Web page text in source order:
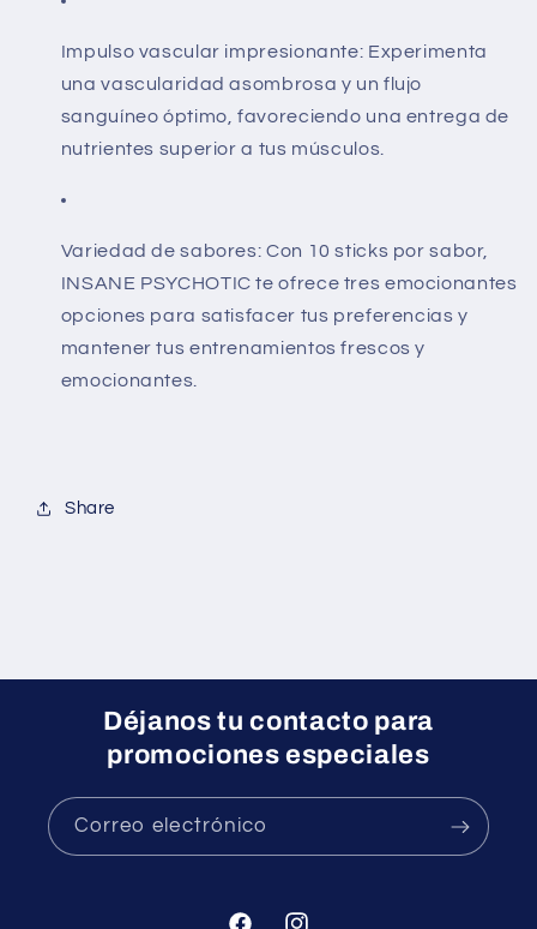
Impulso vascular impresionante: Experimenta
una vascularidad asombrosa y un flujo
sanguíneo óptimo, favoreciendo una entrega de
nutrientes superior a tus músculos.
Variedad de sabores: Con 10 sticks por sabor,
INSANE PSYCHOTIC te ofrece tres emocionantes
opciones para satisfacer tus preferencias y
mantener tus entrenamientos frescos y
emocionantes.
Share
Déjanos tu contacto para
promociones especiales
Correo electrónico